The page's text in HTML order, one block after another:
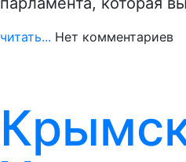
читать... Нет комментариев